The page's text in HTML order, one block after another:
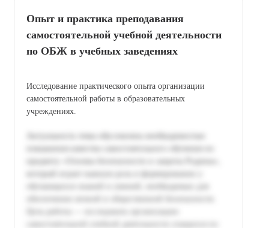
Опыт и практика преподавания
самостоятельной учебной деятельности
по ОБЖ в учебных заведениях
Исследование практического опыта организации
самостоятельной работы в образовательных
учреждениях.